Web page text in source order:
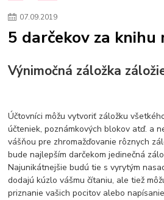
kuchynské drezy sety
kúpelňové batérie
vodovodné batérie do
vodovodné batérie blanco
vodovodné batérie
Zápustné umývadlá
sprchový záves
čierna kúpelňová batéria
vaňa retro
retro kúpeľne
Nákup tovaru pre firmy bez
Ako znížiť náklady
Ako znížiť náklady na
szco nakup bez dph nakupovanie na firmu bez
07.09.2019
5 darčekov za knihu
Výnimočná záložka
Účtovníci môžu vytvoriť záložku
účteniek, poznámkových blokov atď. a
vášňou pre zhromažďovanie rôznych
bude najlepším darčekom jedinečná
Najunikátnejšie budú tie s vyrytým
dodajú kúzlo vášmu čítaniu, ale tiež
priznanie vašich pocitov alebo